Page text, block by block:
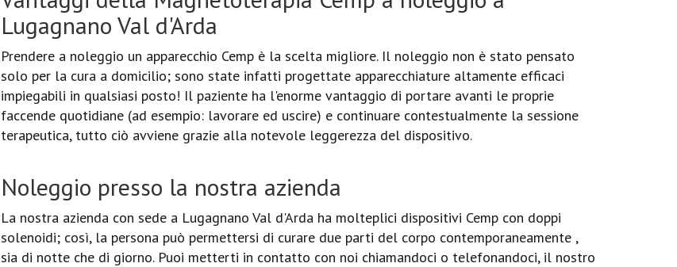
Lugagnano Val d'Arda
Prendere a noleggio un apparecchio Cemp è la scelta migliore. Il noleggio non è stato pensato
solo per la cura a domicilio; sono state infatti progettate apparecchiature altamente efficaci
impiegabili in qualsiasi posto! Il paziente ha l'enorme vantaggio di portare avanti le proprie
faccende quotidiane (ad esempio: lavorare ed uscire) e continuare contestualmente la sessione
terapeutica, tutto ciò avviene grazie alla notevole leggerezza del dispositivo.
Noleggio presso la nostra azienda
La nostra azienda con sede a Lugagnano Val d'Arda ha molteplici dispositivi Cemp con doppi
solenoidi; così, la persona può permettersi di curare due parti del corpo contemporaneamente ,
sia di notte che di giorno. Puoi metterti in contatto con noi chiamandoci o telefonandoci, il nostro